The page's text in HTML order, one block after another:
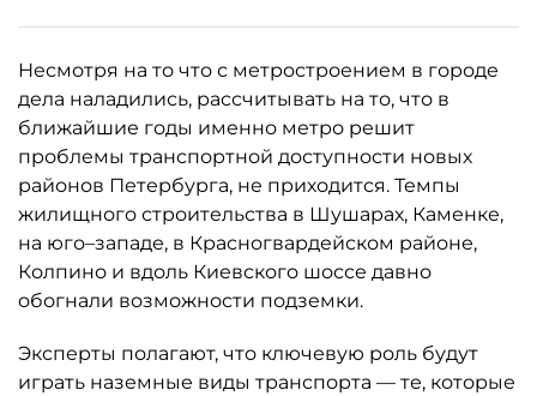
Несмотря на то что с метростроением в городе
дела наладились, рассчитывать на то, что в
ближайшие годы именно метро решит
проблемы транспортной доступности новых
районов Петербурга, не приходится. Темпы
жилищного строительства в Шушарах, Каменке,
на юго–западе, в Красногвардейском районе,
Колпино и вдоль Киевского шоссе давно
обогнали возможности подземки.
Эксперты полагают, что ключевую роль будут
играть наземные виды транспорта — те, которые